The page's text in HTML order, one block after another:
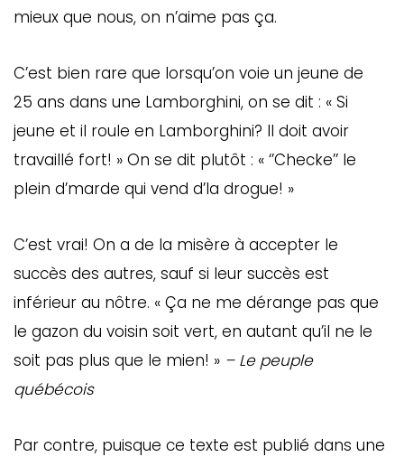
mieux que nous, on n’aime pas ça.
C’est bien rare que lorsqu’on voie un jeune de
25 ans dans une Lamborghini, on se dit : « Si
jeune et il roule en Lamborghini? Il doit avoir
travaillé fort! » On se dit plutôt : « ‘’Checke’’ le
plein d’marde qui vend d’la drogue! »
C’est vrai! On a de la misère à accepter le
succès des autres, sauf si leur succès est
inférieur au nôtre. « Ça ne me dérange pas que
le gazon du voisin soit vert, en autant qu’il ne le
soit pas plus que le mien! » – Le peuple
québécois
Par contre, puisque ce texte est publié dans une